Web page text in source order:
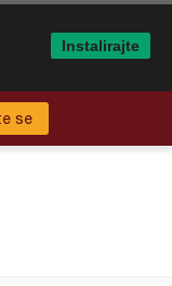
se
Instalirajte